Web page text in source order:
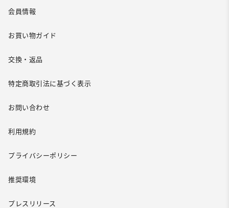
会員情報
お買い物ガイド
交換・返品
特定商取引法に基づく表示
お問い合わせ
利用規約
プライバシーポリシー
推奨環境
プレスリリース